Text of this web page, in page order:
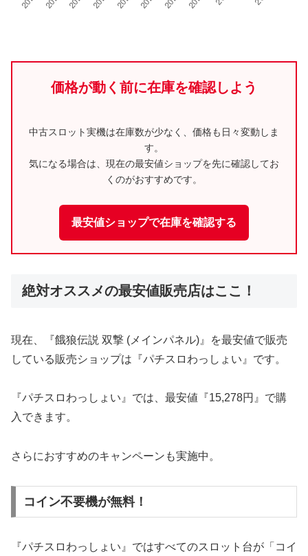
価格が動く前に在庫を確認しよう
中古スロット実機は在庫数が少なく、価格も日々変動しま
す。
気になる場合は、現在の最安値ショップを先に確認してお
くのがおすすめです。
最安値ショップで在庫を確認する
絶対オススメの最安値販売店はここ！
現在、『餓狼伝説 双撃 (メインパネル)』を最安値で販売
している販売ショップは『パチスロわっしょい』です。
『パチスロわっしょい』では、最安値『15,278円』で購
入できます。
さらにおすすめのキャンペーンも実施中。
コイン不要機が無料！
『パチスロわっしょい』ではすべてのスロット台が「コイ